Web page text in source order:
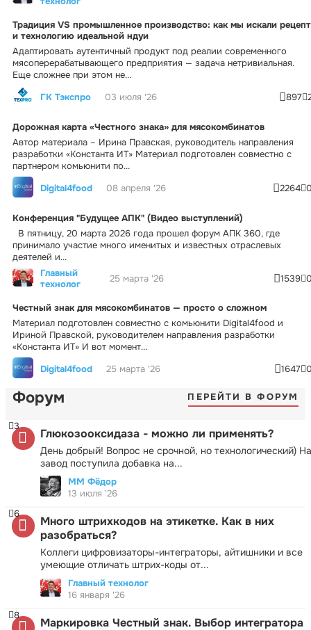
Традиция VS промышленное производство: как мы искали рецепт
и технологию идеальной ндуи
Адаптировать аутентичный продукт под реалии современного
мясоперерабатывающего предприятия — задача нетривиальная.
Еще сложнее при этом не...
ГК Тэкспро
03 июля '26 897
Дорожная карта «Честного знака» для мясокомбинатов
Автор материала – Ирина Правская, руководитель направления
разработки «Константа ИТ» Материал подготовлен совместно с
партнером комьюнити по...
Digital4food
08 апреля '26 2264
Конференция "Будущее АПК" (Видео выступлений)
В пятницу, 20 марта 2026 года прошел форум АПК 360, где
принимало участие много именитых и известных отраслевых
деятелей и...
Главный
технолог
25 марта '26 1539
Честный знак для мясокомбинатов — просто о сложном
Материал подготовлен совместно с комьюнити Digital4food и
Ириной Правской, руководителем направления разработки
«Константа ИТ» И вот момент...
Digital4food
25 марта '26 1647
Форум ПЕРЕЙТИ В ФОРУМ
Глюкозооксидаза - можно ли применять?
День добрый! Вопрос не срочной, но технологический) На
завод поступила добавка на...
3
ММ Фёдор
13 июля '26
Много штрихкодов на этикетке. Как в них
разобраться?
Коллеги цифровизаторы-интеграторы, айтишники и все
умеющие отличать штрих-коды от...
6
Главный технолог
16 января '26
Маркировка Честный знак. Выбор интегратора
8